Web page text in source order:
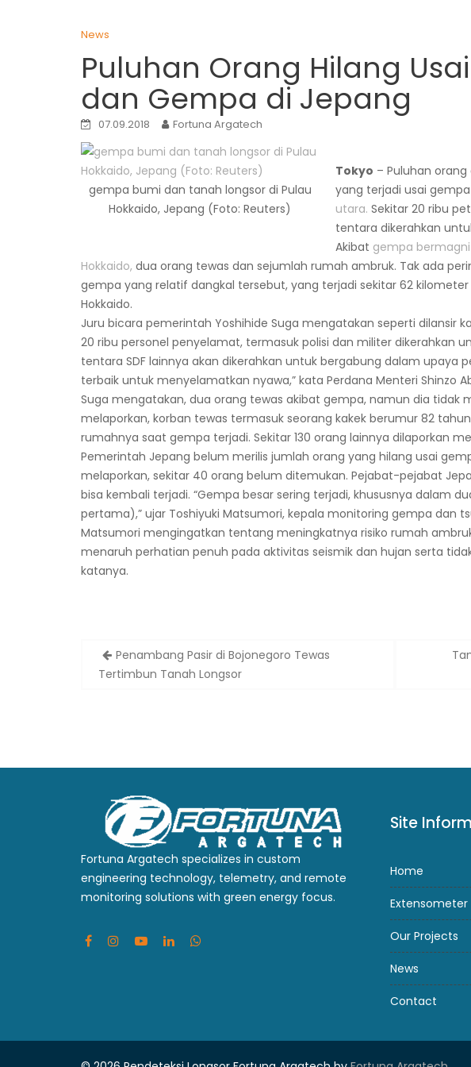
News
Puluhan Orang Hilang
dan Gempa di Jepang
07.09.2018 Fortuna Argatech
gempa bumi dan tanah longsor di Pulau
Hokkaido, Jepang (Foto: Reuters)
Tokyo – Puluhan
yang terjadi usai
utara. Sekitar 20 ribu
tentara dikerahkan
Akibat gempa
Hokkaido, dua orang tewas dan sejumlah rumah ambruk. Tak ada
gempa yang relatif dangkal tersebut, yang terjadi sekitar 62
Hokkaido.
Juru bicara pemerintah Yoshihide Suga mengatakan seperti dilansir
20 ribu personel penyelamat, termasuk polisi dan militer dikerahkan
tentara SDF lainnya akan dikerahkan untuk bergabung dalam upaya
terbaik untuk menyelamatkan nyawa,” kata Perdana Menteri Shinzo
Suga mengatakan, dua orang tewas akibat gempa, namun dia tidak
melaporkan, korban tewas termasuk seorang kakek berumur 82
rumahnya saat gempa terjadi. Sekitar 130 orang lainnya dilaporkan
Pemerintah Jepang belum merilis jumlah orang yang hilang usai
melaporkan, sekitar 40 orang belum ditemukan. Pejabat-pejabat
bisa kembali terjadi. “Gempa besar sering terjadi, khususnya dalam
pertama),” ujar Toshiyuki Matsumori, kepala monitoring gempa dan
Matsumori mengingatkan tentang meningkatnya risiko rumah
menaruh perhatian penuh pada aktivitas seismik dan hujan serta
katanya.
Post
navigation
Penambang Pasir di Bojonegoro Tewas
Tertimbun Tanah Longsor
Fortuna Argatech specializes in custom
engineering technology, telemetry, and remote
monitoring solutions with green energy focus.
Site
Home
Extensometer
Our Projects
News
Contact